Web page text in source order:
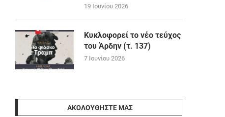
19 Ιουνίου 2026
Κυκλοφορεί το νέο τεύχος
του Άρδην (τ. 137)
7 Ιουνίου 2026
ΑΚΟΛΟΥΘΉΣΤΕ ΜΑΣ